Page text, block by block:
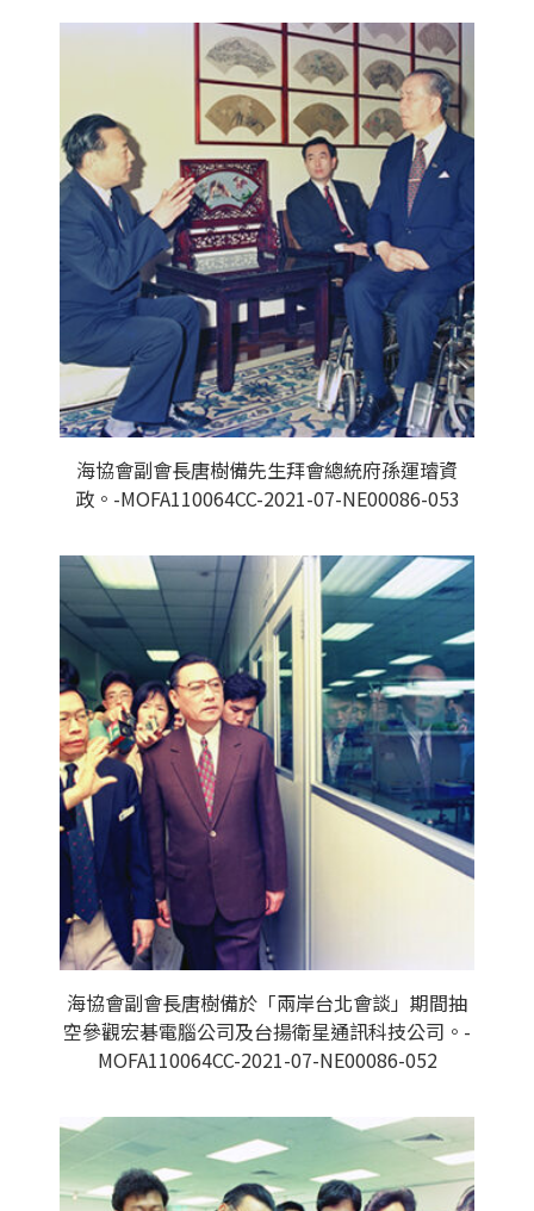
海協會副會長唐樹備先生拜會總統府孫運璿資
政。-MOFA110064CC-2021-07-NE00086-053
海協會副會長唐樹備於「兩岸台北會談」期間抽
空參觀宏碁電腦公司及台揚衛星通訊科技公司。-
MOFA110064CC-2021-07-NE00086-052